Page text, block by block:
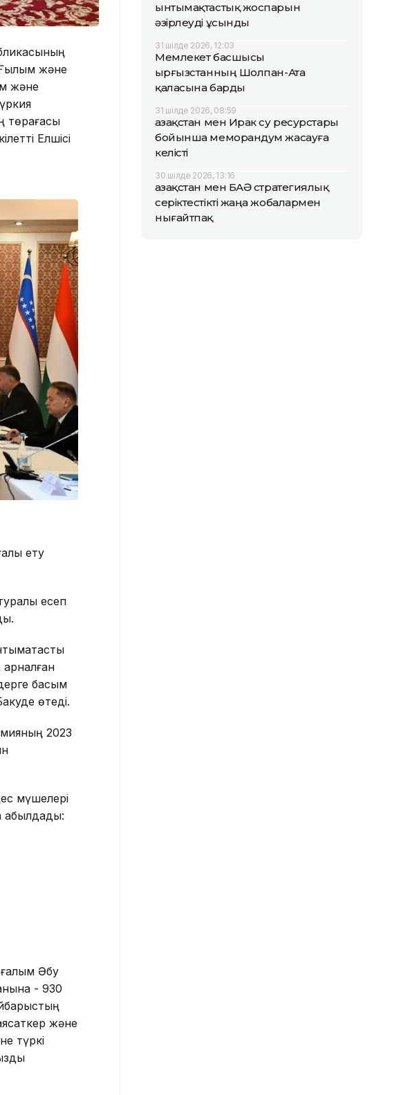
және
және
төрағасы
Елшісі
ету
есеп
арналған
басым
өтеді.
2023
мүшелері
ғалым Әбу
- 930
және
түркі
ынтымақтастық жоспарын
әзірлеуді ұсынды
31 шілде 2026, 12:03
Мемлекет басшысы
Қырғызстанның Шолпан-Ата
қаласына барды
31 шілде 2026, 08:59
Қазақстан мен Ирак су ресурстары
бойынша меморандум жасауға
келісті
30 шілде 2026, 13:16
Қазақстан мен БАӘ стратегиялық
серіктестікті жаңа жобалармен
нығайтпақ